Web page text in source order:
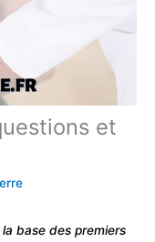
et
base des premiers